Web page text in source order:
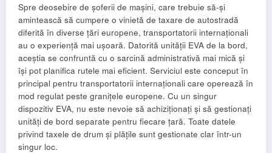
Spre deosebire de șoferii de mașini, care trebuie să-și
amintească să cumpere o vinietă de taxare de autostradă
diferită în diverse țări europene, transportatorii internaționali
au o experiență mai ușoară. Datorită unității EVA de la bord,
aceștia se confruntă cu o sarcină administrativă mai mică și
își pot planifica rutele mai eficient. Serviciul este conceput în
principal pentru transportatorii internaționali care operează în
mod regulat peste granițele europene. Cu un singur
dispozitiv EVA, nu este nevoie să achiziționați și să gestionați
unități de bord separate pentru fiecare țară. Toate datele
privind taxele de drum și plățile sunt gestionate clar într-un
singur loc.